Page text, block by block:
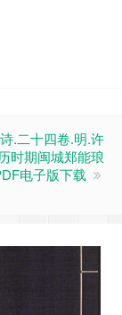
.二十四卷.明.许
时期闽城郑能琅
电子版下载